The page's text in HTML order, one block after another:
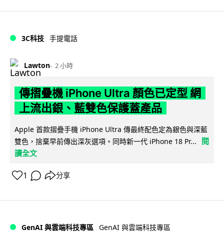
3C科技 手提電話
Lawton 2 小時
傳摺疊機 iPhone Ultra 顏色已定型 網
上流出銀、藍雙色保護蓋產品
Apple 首款摺疊手機 iPhone Ultra 傳最終配色定為銀色與深藍
雙色，捨棄早前傳出深灰選項。同時新一代 iPhone 18 Pr...
閱
讀全文
1 分享
GenAI 與雲端科技專區 GenAI 與雲端科技專區